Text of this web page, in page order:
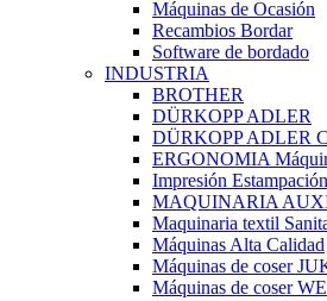
Máquinas de Ocasión
Recambios Bordar
Software de bordado
INDUSTRIA
BROTHER
DÜRKOPP ADLER
DÜRKOPP ADLER
ERGONOMIA
Impresión
MAQUINARIA
Maquinaria textil
Máquinas Alta Calidad
Máquinas de coser
Máquinas de coser